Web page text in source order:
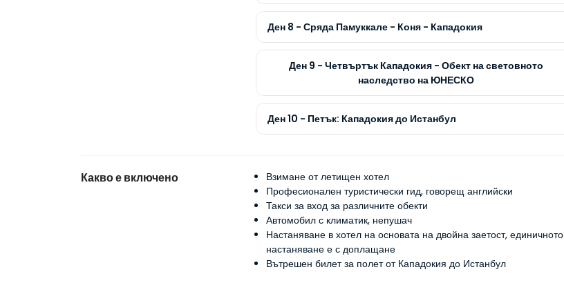
Ден 8 - Сряда Памуккале - Коня - Кападокия
Ден 9 - Четвъртък Кападокия - Обект на световното
наследство на ЮНЕСКО
Ден 10 - Петък: Кападокия до Истанбул
Какво е включено
Взимане от летищен хотел
Професионален туристически гид, говорещ английски
Такси за вход за различните обекти
Автомобил с климатик, непушач
Настаняване в хотел на основата на двойна заетост, единичното
настаняване е с доплащане
Вътрешен билет за полет от Кападокия до Истанбул